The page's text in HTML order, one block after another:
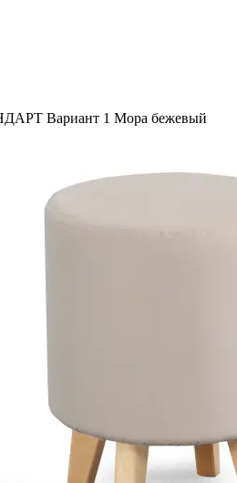
Вариант 1 Мора бежевый